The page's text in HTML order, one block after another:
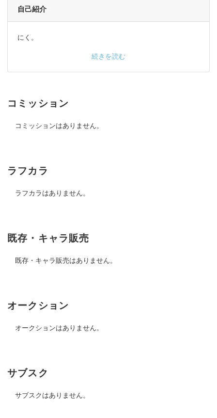
自己紹介
にく。
続きを読む
コミッション
コミッションはありません。
ラフカラ
ラフカラはありません。
既存・キャラ販売
既存・キャラ販売はありません。
オークション
オークションはありません。
サブスク
サブスクはありません。